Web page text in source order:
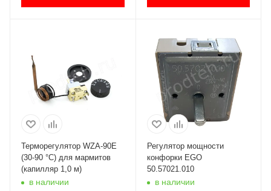
Терморегулятор WZA-90E
(30-90 °C) для мармитов
(капилляр 1,0 м)
в наличии
Регулятор мощности
конфорки EGO
50.57021.010
в наличии